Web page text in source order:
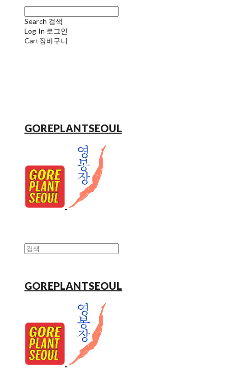
Search 검색
Log In 로그인
Cart장바구니
GOREPLANTSEOUL
GOREPLANTSEOUL